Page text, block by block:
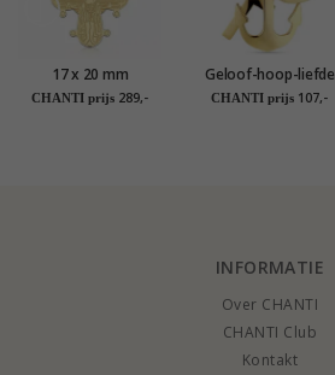
17 x 20 mm
dagmarkruis met
CHANTI prijs 289,-
Geloof-hoop-liefde
hanger in 9 karaat
CHANTI prijs 107,-
INFORMATIE
Over CHANTI
CHANTI Club
Kontakt